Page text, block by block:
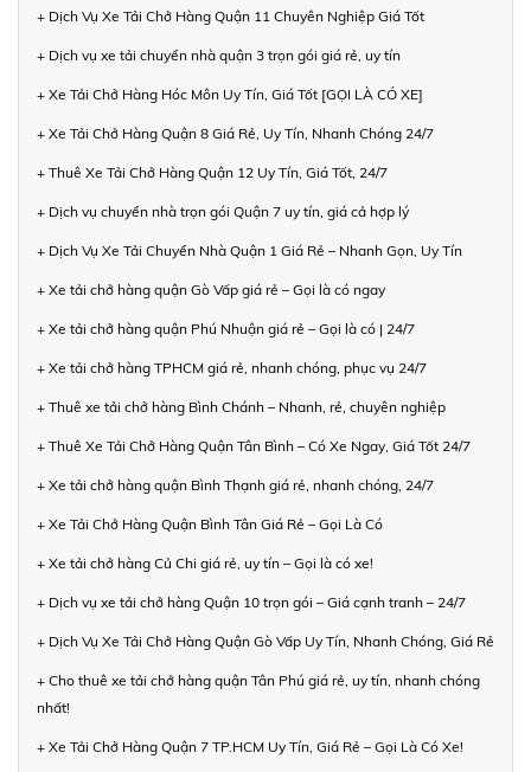
+ Dịch Vụ Xe Tải Chở Hàng Quận 11 Chuyên Nghiệp Giá Tốt
+ Dịch vụ xe tải chuyển nhà quận 3 trọn gói giá rẻ, uy tín
+ Xe Tải Chở Hàng Hóc Môn Uy Tín, Giá Tốt [GỌI LÀ CÓ XE]
+ Xe Tải Chở Hàng Quận 8 Giá Rẻ, Uy Tín, Nhanh Chóng 24/7
+ Thuê Xe Tải Chở Hàng Quận 12 Uy Tín, Giá Tốt, 24/7
+ Dịch vụ chuyển nhà trọn gói Quận 7 uy tín, giá cả hợp lý
+ Dịch Vụ Xe Tải Chuyển Nhà Quận 1 Giá Rẻ – Nhanh Gọn, Uy Tín
+ Xe tải chở hàng quận Gò Vấp giá rẻ – Gọi là có ngay
+ Xe tải chở hàng quận Phú Nhuận giá rẻ – Gọi là có | 24/7
+ Xe tải chở hàng TPHCM giá rẻ, nhanh chóng, phục vụ 24/7
+ Thuê xe tải chở hàng Bình Chánh – Nhanh, rẻ, chuyên nghiệp
+ Thuê Xe Tải Chở Hàng Quận Tân Bình – Có Xe Ngay, Giá Tốt 24/7
+ Xe tải chở hàng quận Bình Thạnh giá rẻ, nhanh chóng, 24/7
+ Xe Tải Chở Hàng Quận Bình Tân Giá Rẻ – Gọi Là Có
+ Xe tải chở hàng Củ Chi giá rẻ, uy tín – Gọi là có xe!
+ Dịch vụ xe tải chở hàng Quận 10 trọn gói – Giá cạnh tranh – 24/7
+ Dịch Vụ Xe Tải Chở Hàng Quận Gò Vấp Uy Tín, Nhanh Chóng, Giá Rẻ
+ Cho thuê xe tải chở hàng quận Tân Phú giá rẻ, uy tín, nhanh chóng
nhất!
+ Xe Tải Chở Hàng Quận 7 TP.HCM Uy Tín, Giá Rẻ – Gọi Là Có Xe!